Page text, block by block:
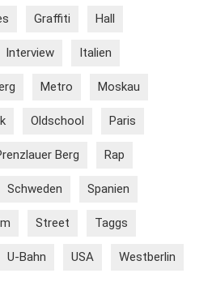
Graffiti Hall
Interview Italien
Metro Moskau
Oldschool Paris
Berg Rap
Schweden Spanien
Street Taggs
U-Bahn USA Westberlin